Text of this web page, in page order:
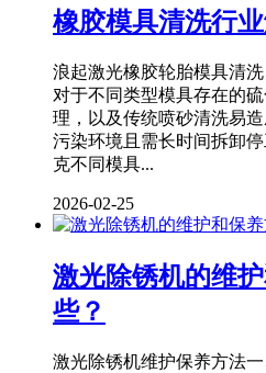
橡胶模具清洗行
浪起激光橡胶轮胎模具清
对于不同类型模具存在的
理，以及传统喷砂清洗易
污染环境且需长时间拆卸
克不同模具...
2026-02-25
激光除锈机的维
些？
激光除锈机维护保养方法